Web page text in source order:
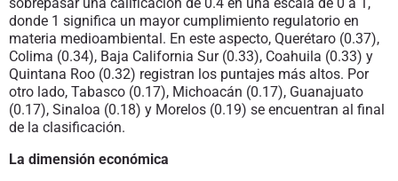
donde 1 significa un mayor cumplimiento regulatorio en
materia medioambiental. En este aspecto, Querétaro (0.37),
Colima (0.34), Baja California Sur (0.33), Coahuila (0.33) y
Quintana Roo (0.32) registran los puntajes más altos. Por
otro lado, Tabasco (0.17), Michoacán (0.17), Guanajuato
(0.17), Sinaloa (0.18) y Morelos (0.19) se encuentran al final
de la clasificación.
La dimensión económica